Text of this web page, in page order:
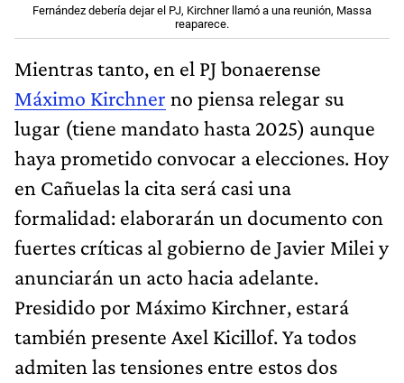
Fernández debería dejar el PJ, Kirchner llamó a una reunión, Massa
reaparece.
Mientras tanto, en el PJ bonaerense
Máximo Kirchner no piensa relegar su
lugar (tiene mandato hasta 2025) aunque
haya prometido convocar a elecciones. Hoy
en Cañuelas la cita será casi una
formalidad: elaborarán un documento con
fuertes críticas al gobierno de Javier Milei y
anunciarán un acto hacia adelante.
Presidido por Máximo Kirchner, estará
también presente Axel Kicillof. Ya todos
admiten las tensiones entre estos dos